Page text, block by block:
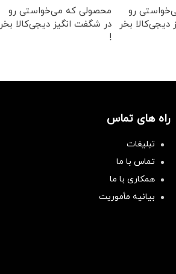
رو
بخر
محصولی که می‌خواستی رو
در شگفت انگیز دیجی‌کالا بخر
!
راه های تماس
تبلیغات
تماس با ما
همکاری با ما
بیانیه مأموریت